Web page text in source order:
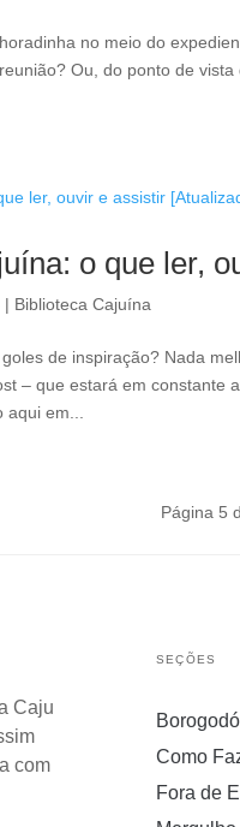
no meio do
Ou, do ponto de
o que ler,
| Biblioteca Cajuína
de inspiração? Nada
– que estará em constante
em...
Página 5
Caju
com
SEÇÕES
Borogodó
Como
Fora de